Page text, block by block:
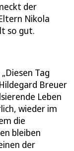
der
Nikola
so gut.
Tag
Breuer
Leben
wieder im
die
bleiben
der